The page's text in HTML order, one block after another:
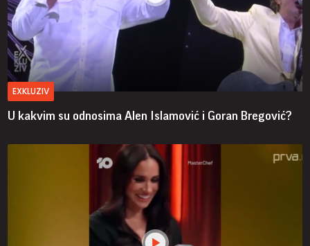
EXKLUZIV
U kakvim su odnosima Alen Islamović i Goran Bregović?